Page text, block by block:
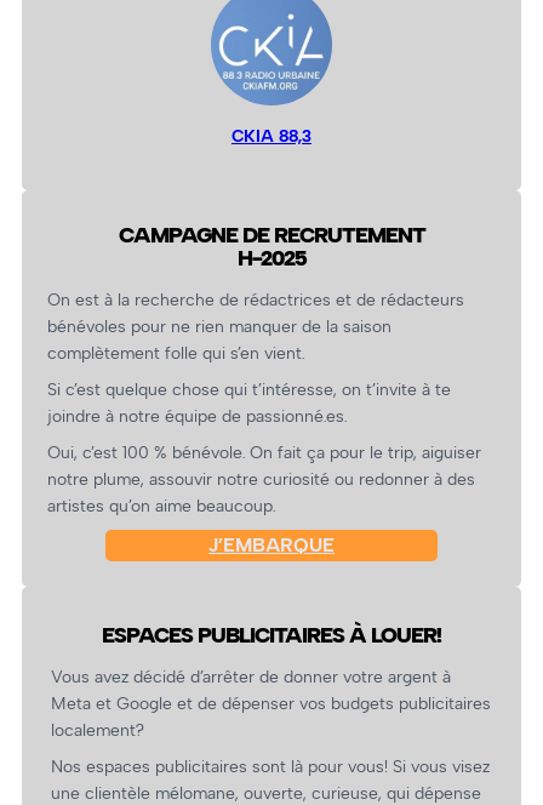
CKIA 88,3
CAMPAGNE DE RECRUTEMENT
H-2025
On est à la recherche de rédactrices et de rédacteurs
bénévoles pour ne rien manquer de la saison
complètement folle qui s’en vient.
Si c’est quelque chose qui t’intéresse, on t’invite à te
joindre à notre équipe de passionné.es.
Oui, c’est 100 % bénévole. On fait ça pour le trip, aiguiser
notre plume, assouvir notre curiosité ou redonner à des
artistes qu’on aime beaucoup.
J’EMBARQUE
ESPACES PUBLICITAIRES À LOUER!
Vous avez décidé d’arrêter de donner votre argent à
Meta et Google et de dépenser vos budgets publicitaires
localement?
Nos espaces publicitaires sont là pour vous! Si vous visez
une clientèle mélomane, ouverte, curieuse, qui dépense